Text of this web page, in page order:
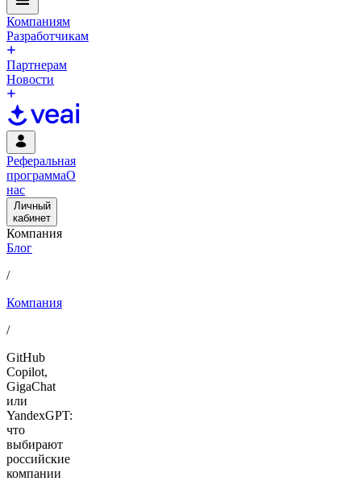
Компаниям
Разработчикам
Партнерам
Новости
Реферальная
программаО
нас
Личный
кабинет
Компания
Блог
/
Компания
/
GitHub
Copilot,
GigaChat
или
YandexGPT:
что
выбирают
российские
компании